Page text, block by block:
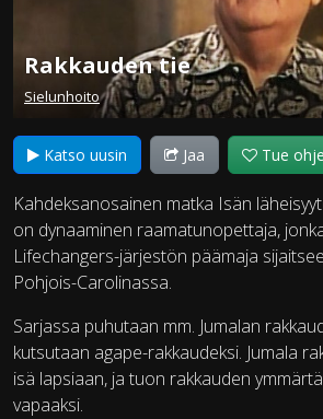
Rakkauden tie
Sielunhoito
Katso uusin Jaa Tue
Kahdeksanosainen matka Isän
on dynaaminen raamatunopettaja,
Lifechangers-järjestön päämaja
Pohjois-Carolinassa.
Sarjassa puhutaan mm. Jumalan
kutsutaan agape-rakkaudeksi. Jumala
isä lapsiaan, ja tuon rakkauden
vapaaksi.